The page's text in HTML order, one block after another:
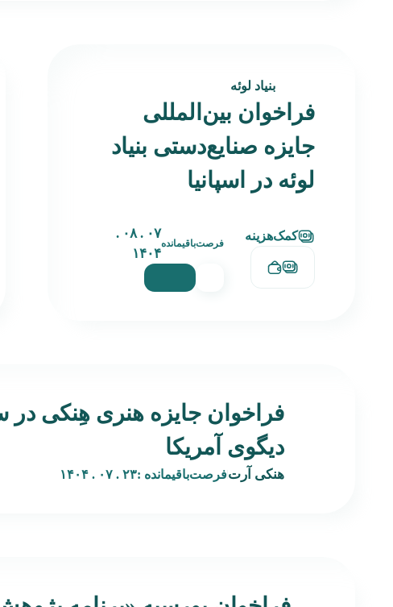
بنیاد لوئه
فراخوان بین‌المللی
جایزه صنایع‌دستی بنیاد
لوئه در اسپانیا
کمک‌هزینه
فرصت‌باقیمانده
۰۷ . ۰۸ .
۱۴۰۴
فراخوان جایزه هنری هِنکی
دیگوی آمریکا
هنکی آرتفرصت‌باقیمانده :۲۳ . ۰۷ . ۱۴۰۴